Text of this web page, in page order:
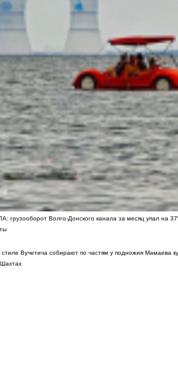
грузооборот Волго-Донского канала за месяц упал на
Вучетича собирают по частям у подножия Мамаева